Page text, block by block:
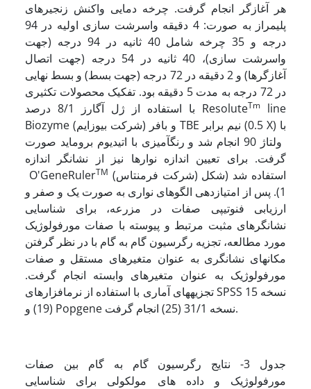
هر آغازگر انجام گرفت. چرخه دمایی واکنش زنجیره­ای
پلیمراز به صورت: 4 دقیقه واسرشت سازی اولیه در 94
درجه و 35 چرخه شامل 40 ثانیه در 94 درجه (جهت
واسرشت سازی)، 40 ثانیه در 54 درجه (جهت اتصال
آغازگرها) و 2 دقیقه در 72 درجه (جهت بسط) و بسط نهایی
در 72 درجه به مدت 5 دقیقه بود. تفکیک محصولات تکثیری
با استفاده از ژل آگارز 8/1 درصد ResoluteTm
line
Biozyme (شرکت بیوزایم) و بافر TBE نیم برابر (0.5 X) با
ولتاژ 90 انجام شد و رنگ­آمیزی با اتیدیوم بروماید صورت
گرفت. برای تعیین اندازه نوارها نیز از نشانگر اندازه
O'GeneRulerTM (شرکت فرمنتاس) استفاده شد (شکل
1). پس از امتیازدهی الگوهای نواری به صورت یک و صفر و
ارزیابی فنوتیپی صفات در مزرعه، برای شناسایی
نشانگرهای مثبت مرتبط و پیوسته با صفات مورفولوژیک
مورد مطالعه، تجزیه رگرسیون گام به گام با در نظر گرفتن
مکانهای نشانگری به عنوان متغیرهای مستقل و صفات
مورفولوژیک به عنوان متغیرهای وابسته انجام گرفت.
تجزیه­های آماری با استفاده از نرم­افزارهای SPSS نسخه 15
(19) و Popgene نسخه 31/1 (25) انجام گرفت.
جدول 3- نتایج رگرسیون گام به گام بین صفات
مورفولوژیک و داده های مولکولی برای شناسایی